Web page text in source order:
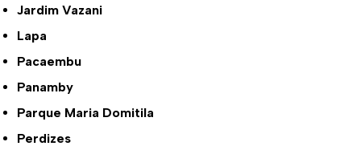
Jardim Vazani
Lapa
Pacaembu
Panamby
Parque Maria Domitila
Perdizes